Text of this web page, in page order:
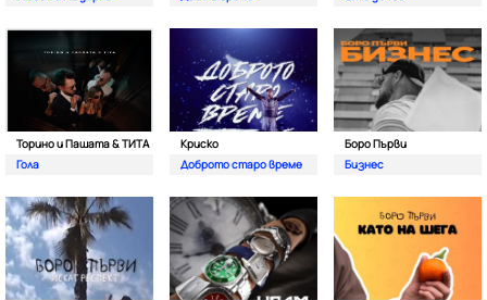
Торино и Пашата & ТИТА
Гола
Криско
Доброто старо време
Боро Първи
Бизнес